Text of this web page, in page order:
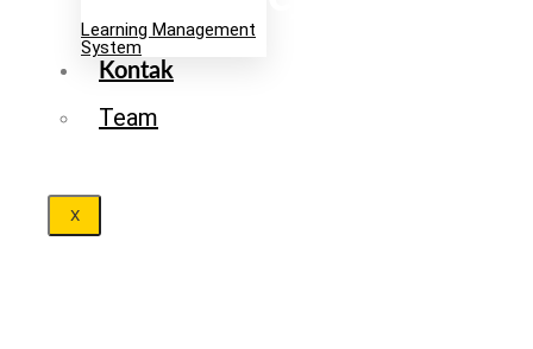
Learning Management
System
Kontak
Team
X